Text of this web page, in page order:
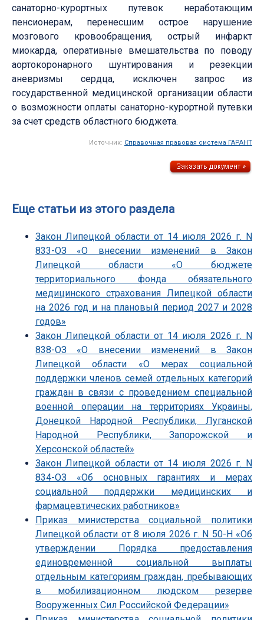
санаторно-курортных путевок неработающим
пенсионерам, перенесшим острое нарушение
мозгового кровообращения, острый инфаркт
миокарда, оперативные вмешательства по поводу
аортокоронарного шунтирования и резекции
аневризмы сердца, исключен запрос из
государственной медицинской организации области
о возможности оплаты санаторно-курортной путевки
за счет средств областного бюджета.
Источник: Справочная правовая система ГАРАНТ
Еще статьи из этого раздела
Закон Липецкой области от 14 июля 2026 г. N
833-ОЗ «О внесении изменений в Закон
Липецкой области «О бюджете
территориального фонда обязательного
медицинского страхования Липецкой области
на 2026 год и на плановый период 2027 и 2028
годов»
Закон Липецкой области от 14 июля 2026 г. N
838-ОЗ «О внесении изменений в Закон
Липецкой области «О мерах социальной
поддержки членов семей отдельных категорий
граждан в связи с проведением специальной
военной операции на территориях Украины,
Донецкой Народной Республики, Луганской
Народной Республики, Запорожской и
Херсонской областей»
Закон Липецкой области от 14 июля 2026 г. N
834-ОЗ «Об основных гарантиях и мерах
социальной поддержки медицинских и
фармацевтических работников»
Приказ министерства социальной политики
Липецкой области от 8 июля 2026 г. N 50-Н «Об
утверждении Порядка предоставления
единовременной социальной выплаты
отдельным категориям граждан, пребывающих
в мобилизационном людском резерве
Вооруженных Сил Российской Федерации»